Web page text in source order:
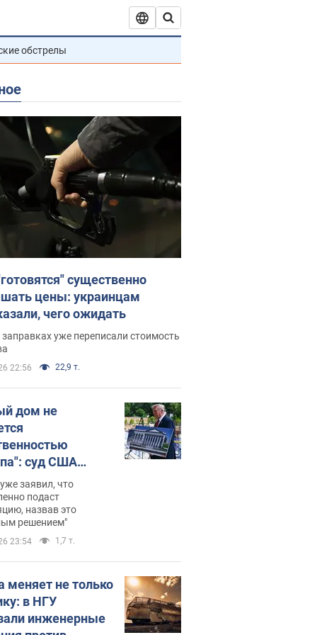
обстрелы
существенно
цены: украинцам
чего ожидать
уже переписали стоимость
22:56 22,9 т.
дом не
суд США
зала
400 млн
заявил, что
подаст
назвав это
решением"
23:54 1,7 т.
меняет не только
в НГУ
инженерные